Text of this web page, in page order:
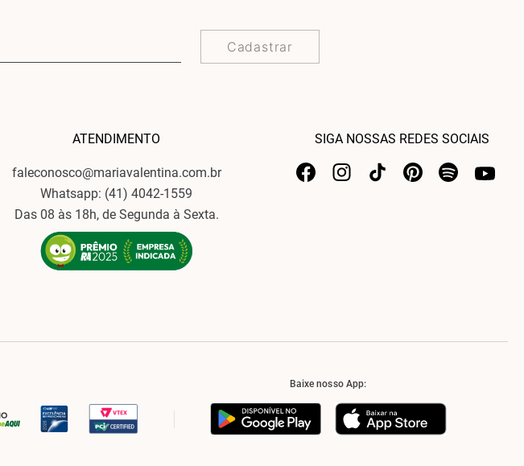
Cadastrar
ATENDIMENTO
faleconosco@mariavalentina.com.br
Whatsapp: (41) 4042-1559
Das 08 às 18h, de Segunda à Sexta.
SIGA NOSSAS REDES SOCIAIS
Baixe nosso App: